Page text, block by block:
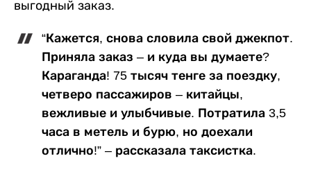
выгодный заказ.
“Кажется, снова словила свой джекпот.
Приняла заказ – и куда вы думаете?
Караганда! 75 тысяч тенге за поездку,
четверо пассажиров – китайцы,
вежливые и улыбчивые. Потратила 3,5
часа в метель и бурю, но доехали
отлично!” – рассказала таксистка.